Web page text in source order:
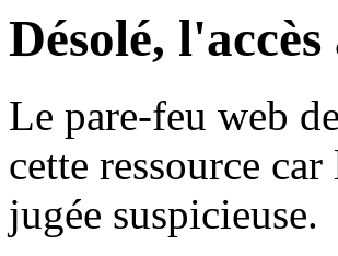
Désolé,
Le pare-feu web
cette ressource
jugée suspicieuse.